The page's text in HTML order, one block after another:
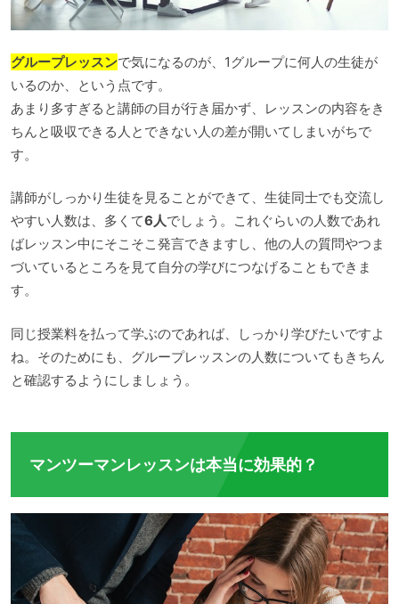
グループレッスンで気になるのが、1グループに何人の生徒が
いるのか、という点です。
あまり多すぎると講師の目が行き届かず、レッスンの内容をき
ちんと吸収できる人とできない人の差が開いてしまいがちで
す。
講師がしっかり生徒を見ることができて、生徒同士でも交流し
やすい人数は、多くて6人でしょう。これぐらいの人数であれ
ばレッスン中にそこそこ発言できますし、他の人の質問やつま
づいているところを見て自分の学びにつなげることもできま
す。
同じ授業料を払って学ぶのであれば、しっかり学びたいですよ
ね。そのためにも、グループレッスンの人数についてもきちん
と確認するようにしましょう。
マンツーマンレッスンは本当に効果的？